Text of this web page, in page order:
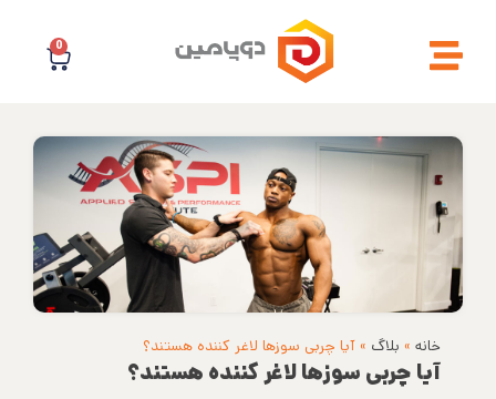
0
خانه » بلاگ » آیا چربی سوزها لاغر کننده هستند؟
آیا چربی سوزها لاغر کننده هستند؟